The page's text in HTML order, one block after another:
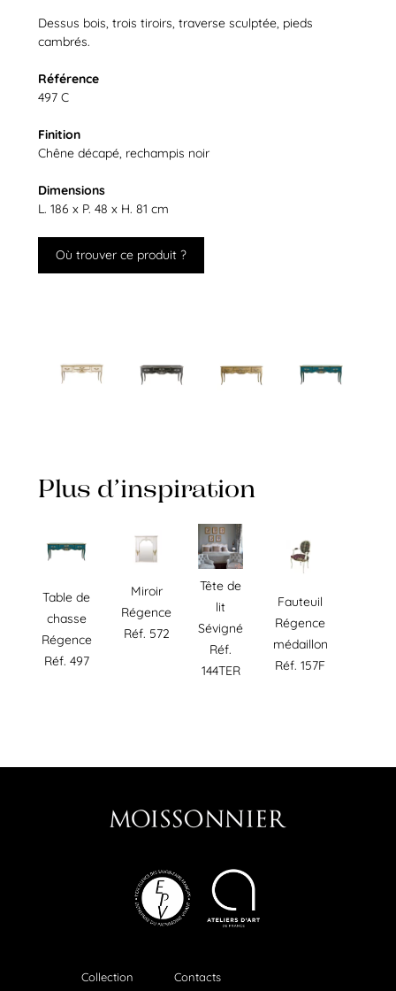
Dessus bois, trois tiroirs, traverse sculptée, pieds
cambrés.
Référence
497 C
Finition
Chêne décapé, rechampis noir
Dimensions
L. 186 x P. 48 x H. 81 cm
Où trouver ce produit ?
Plus d’inspiration
Table de
chasse
Régence
Réf. 497
Miroir
Régence
Réf. 572
Tête de
lit
Sévigné
Réf.
144TER
Fauteuil
Régence
médaillon
Réf. 157F
Collection Contacts